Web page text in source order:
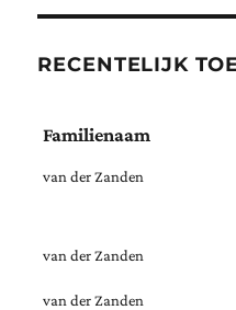
RECENTELIJK
Familienaam
van der Zanden
van der Zanden
van der Zanden